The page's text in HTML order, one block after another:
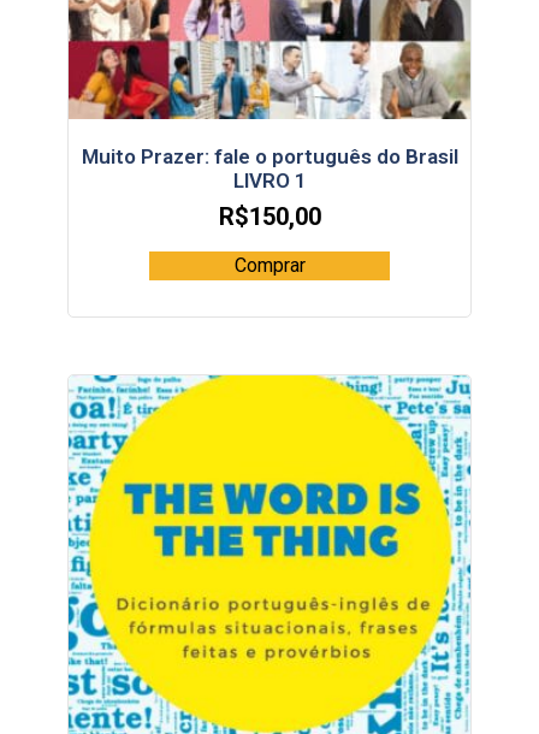
Muito Prazer: fale o português do Brasil
LIVRO 1
R$150,00
Comprar